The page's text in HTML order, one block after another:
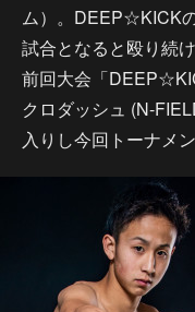
ム）。DEEP☆KICK
試合となると殴り続
前回大会「
クロダッシュ (N-
入りし今回トーナメ